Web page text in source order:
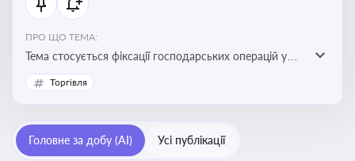
ПРО ЩО ТЕМА:
Тема стосується фіксації господарських операцій у
бухгалтерському обліку та є основою для
податкового обліку
Торгівля
Головне за добу (AI) Усі публікації